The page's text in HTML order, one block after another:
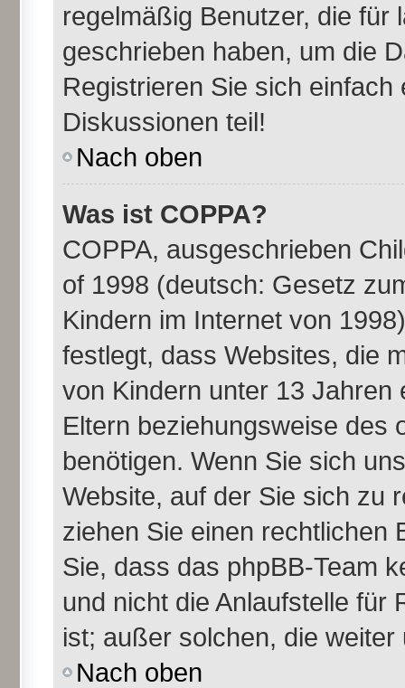
regelmäßig Benutzer, die für
geschrieben haben, um die
Registrieren Sie sich
Diskussionen teil!
Nach oben
Was ist COPPA?
COPPA, ausgeschrieben
of 1998 (deutsch: Gesetz
Kindern im Internet von
festlegt, dass Websites, die
von Kindern unter 13
Eltern beziehungsweise des
benötigen. Wenn Sie sich
Website, auf der Sie sich zu
ziehen Sie einen rechtlichen
Sie, dass das phpBB-Team
und nicht die Anlaufstelle für
ist; außer solchen, die
Nach oben